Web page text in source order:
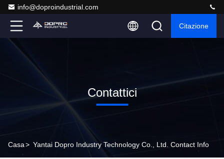
info@doproindustrial.com
Citazione
Contattici
Casa> Yantai Dopro Industry Technology Co., Ltd. Contact Info